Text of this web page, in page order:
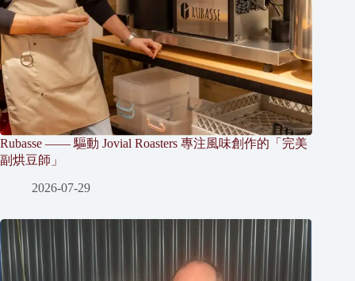
Rubasse —— 驅動 Jovial Roasters 專注風味創作的「完美
副烘豆師」
2026-07-29